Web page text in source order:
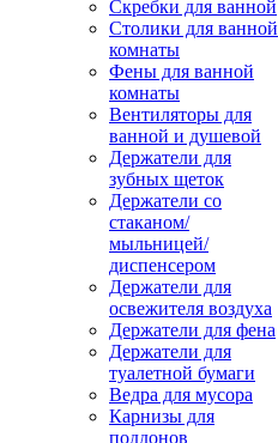
Скребки для ванной
Столики для ванной
комнаты
Фены для ванной
комнаты
Вентиляторы для
ванной и душевой
Держатели для
зубных щеток
Держатели со
стаканом/
мыльницей/
диспенсером
Держатели для
освежителя воздуха
Держатели для фена
Держатели для
туалетной бумаги
Ведра для мусора
Карнизы для
поддонов